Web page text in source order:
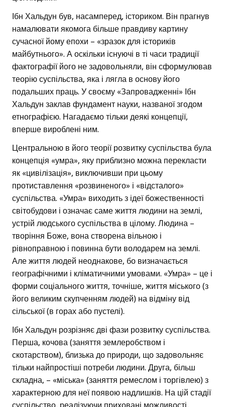
Ібн Хальдун був, насамперед, істориком. Він прагнув
намалювати якомога більше правдиву картину
сучасної йому епохи – «зразок для істориків
майбутнього». А оскільки існуючі в ті часи традиції
фактографії його не задовольняли, він сформулював
теорію суспільства, яка і лягла в основу його
подальших праць. У своєму «Запровадженні» Ібн
Хальдун заклав фундамент науки, названої згодом
етнографією. Нагадаємо тільки деякі концепції,
вперше вироблені ним.
Центральною в його теорії розвитку суспільства була
концепція «умра», яку приблизно можна перекласти
як «цивілізація», виключивши при цьому
протиставлення «розвиненого» і «відсталого»
суспільства. «Умра» виходить з ідеї божественності
світобудови і означає саме життя людини на землі,
устрій людського суспільства в цілому. Людина –
творіння Боже, вона створена вільною і
рівноправною і повинна бути володарем на землі.
Але життя людей неоднакове, бо визначається
географічними і кліматичними умовами. «Умра» – це і
форми соціального життя, точніше, життя міського (з
його великим скупченням людей) на відміну від
сільської (в горах або пустелі).
Ібн Хальдун розрізняє дві фази розвитку суспільства.
Перша, кочова (заняття землеробством і
скотарством), близька до природи, що задовольняє
тільки найпростіші потреби людини. Друга, більш
складна, – «міська» (заняття ремеслом і торгівлею) з
характерною для неї появою надлишків. На цій стадії